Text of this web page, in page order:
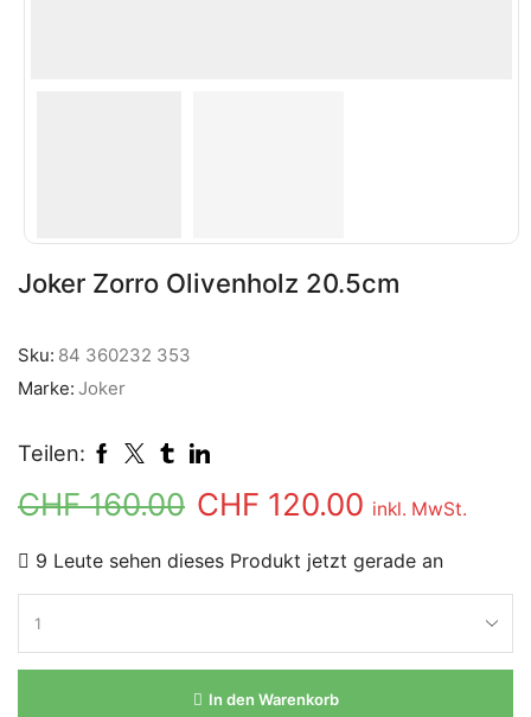
Joker Zorro Olivenholz 20.5cm
Sku: 84 360232 353
Marke: Joker
Teilen:
CHF160.00 CHF 120.00 inkl. MwSt.
9 Leute sehen dieses Produkt jetzt gerade an
In den Warenkorb